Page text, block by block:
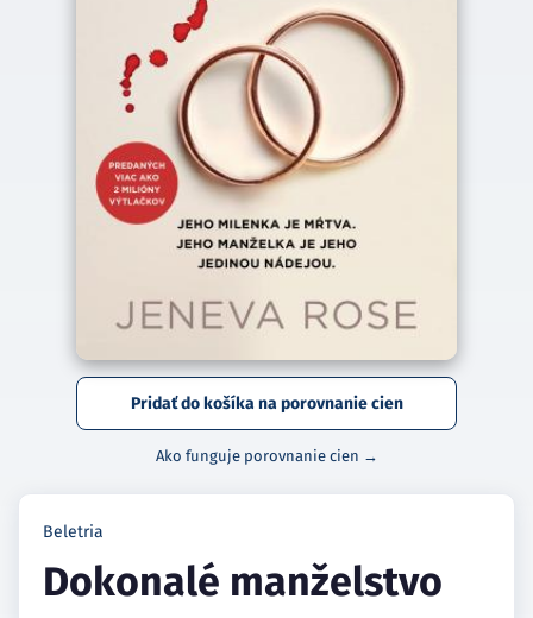
Pridať do košíka na porovnanie cien
Ako funguje porovnanie cien →
Beletria
Dokonalé manželstvo